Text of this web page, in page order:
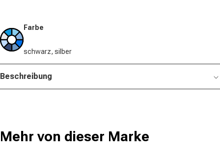
Farbe
schwarz, silber
Beschreibung
Mehr von dieser Marke